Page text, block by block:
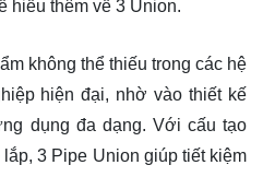
hiểu thêm về 3 Union.
không thể thiếu trong các hệ
hiện đại, nhờ vào thiết kế
dụng đa dạng. Với cấu tạo
3 Pipe Union giúp tiết kiệm